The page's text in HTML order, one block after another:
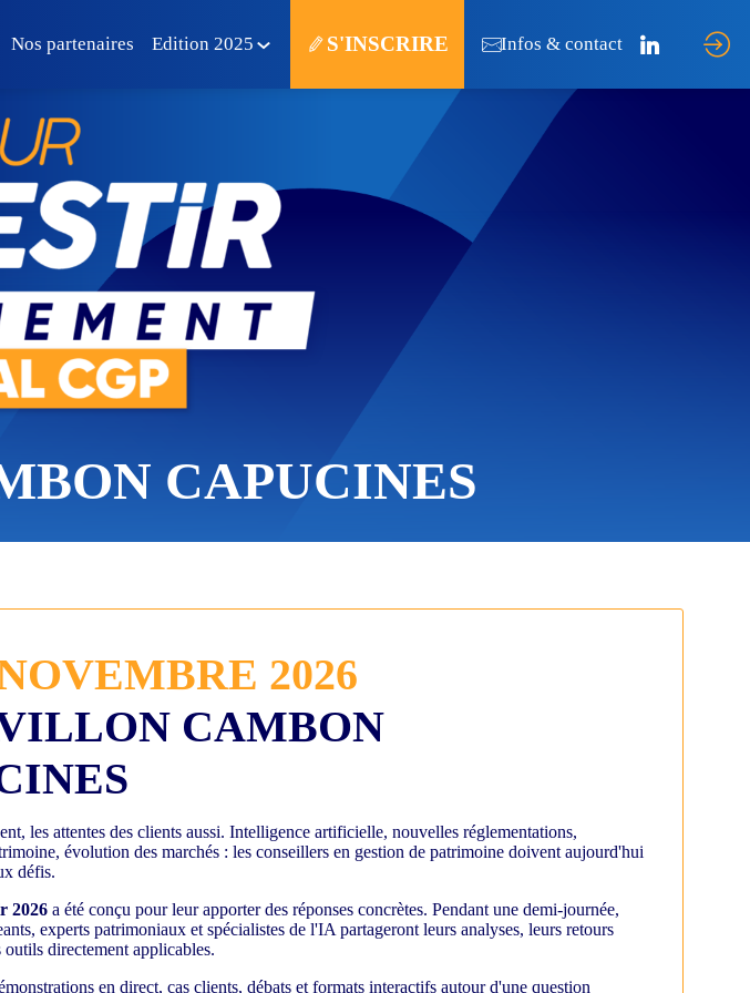
Nos partenaires Edition 2025 S'INSCRIRE Infos & contact
CAPUCINES
2026
CAMBON
les attentes des clients aussi. Intelligence artificielle, nouvelles réglementations,
évolution des marchés : les conseillers en gestion de patrimoine doivent aujourd'hui
défis.
2026a été conçu pour leur apporter des réponses concrètes. Pendant une demi-journée,
experts patrimoniaux et spécialistes de l'IA partageront leurs analyses, leurs retours
outils directement applicables.
en direct, cas clients, débats et formats interactifs autour d'une question